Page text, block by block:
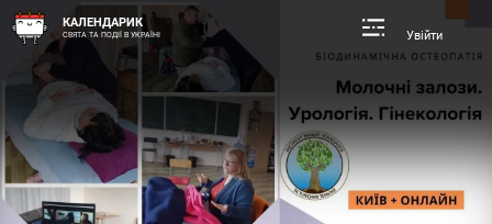
КАЛЕНДАРИК
СВЯТА ТА ПОДІЇ В УКРАЇНІ Увійти